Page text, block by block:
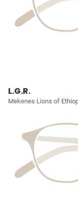
L.G.R.
Mekenes Lions of